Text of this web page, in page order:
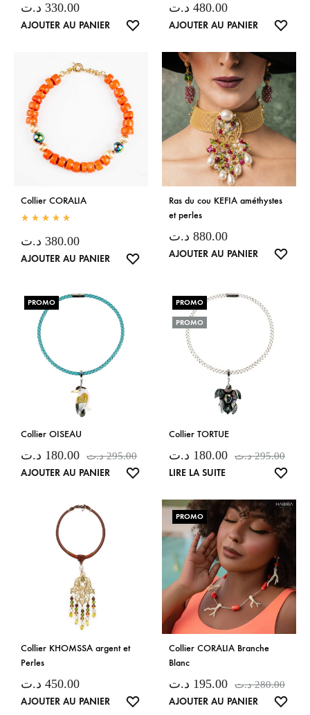
330.00 د.ت
AJOUTER AU PANIER
SOUHAITS
480.00 د.ت
AJOUTER AU PANIER
Collier CORALIA
380.00 د.ت
AJOUTER AU PANIER
Ras du cou KEFIA améthystes
et perles
880.00 د.ت
AJOUTER AU PANIER
PROMO
Collier OISEAU
180.00 د.ت 295.00 د.ت
AJOUTER AU PANIER
SOUHAITS
PROMO
PROMO
Collier TORTUE
180.00 د.ت 295.00 د.ت
LIRE LA SUITE
Collier KHOMSSA argent et
Perles
450.00 د.ت
AJOUTER AU PANIER
PROMO
Collier CORALIA Branche
Blanc
195.00 د.ت 280.00 د.ت
AJOUTER AU PANIER